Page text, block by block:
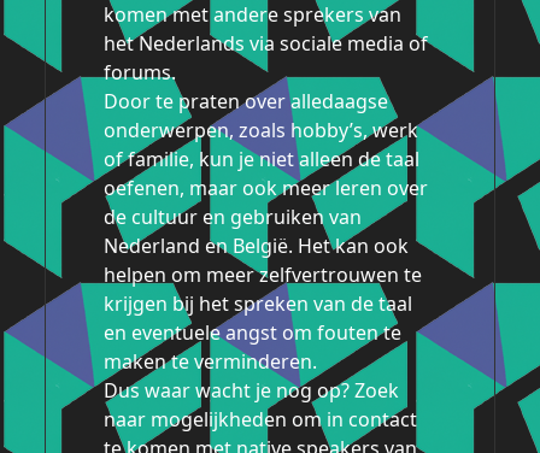
komen met andere sprekers van
het Nederlands via sociale media of
forums.
Door te praten over alledaagse
onderwerpen, zoals hobby’s, werk
of familie, kun je niet alleen de taal
oefenen, maar ook meer leren over
de cultuur en gebruiken van
Nederland en België. Het kan ook
helpen om meer zelfvertrouwen te
krijgen bij het spreken van de taal
en eventuele angst om fouten te
maken te verminderen.
Dus waar wacht je nog op? Zoek
naar mogelijkheden om in contact